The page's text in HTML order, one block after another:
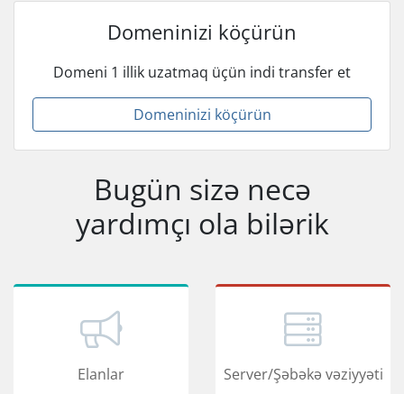
Domeninizi köçürün
Domeni 1 illik uzatmaq üçün indi transfer et
Domeninizi köçürün
Bugün sizə necə
yardımçı ola bilərik
Elanlar Server/Şəbəkə vəziyyəti